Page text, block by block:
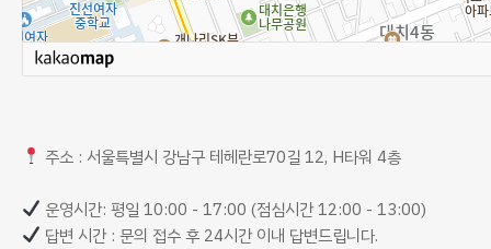
주소 : 서울특별시 강남구 테헤란로70길 12, H타워 4층
운영시간: 평일 10:00 - 17:00 (점심시간 12:00 - 13:00)
답변 시간 : 문의 접수 후 24시간 이내 답변드립니다.